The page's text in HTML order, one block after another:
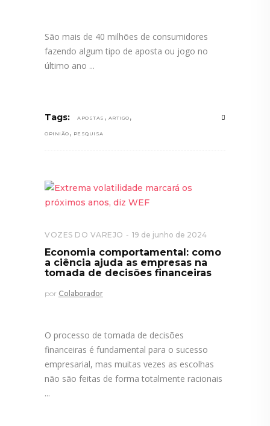
São mais de 40 milhões de consumidores
fazendo algum tipo de aposta ou jogo no
último ano
Tags: APOSTAS , ARTIGO ,
OPINIÃO , PESQUISA
VOZES DO VAREJO 19 de junho de 2024
Economia comportamental: como
a ciência ajuda as empresas na
tomada de decisões financeiras
por Colaborador
O processo de tomada de decisões
financeiras é fundamental para o sucesso
empresarial, mas muitas vezes as escolhas
não são feitas de forma totalmente racionais